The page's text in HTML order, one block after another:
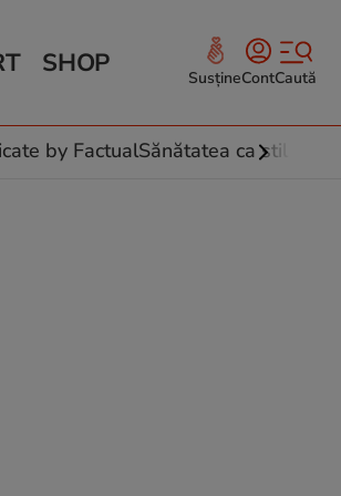
SHOP SusțineContCaută
by FactualSănătatea ca stil de